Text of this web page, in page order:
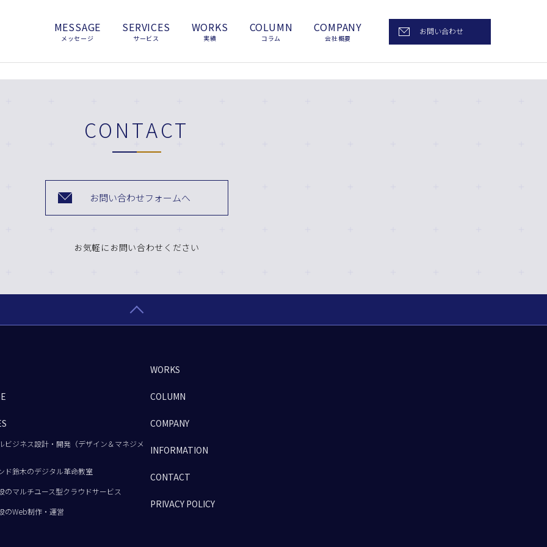
MESSAGE
メッセージ
SERVICES
サービス
WORKS
実績
COLUMN
コラム
COMPANY
会社概要
お問い合わせ
CONTACT
お問い合わせフォームへ
お気軽にお問い合わせください
ビジネス設計・開発（デザイン＆マネジメ
ド鈴木のデジタル革命教室
のマルチユース型クラウドサービス
のWeb制作・運営
WORKS
COLUMN
COMPANY
INFORMATION
CONTACT
PRIVACY POLICY